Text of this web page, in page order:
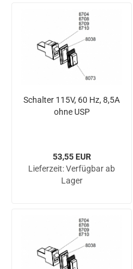
Schal­ter 115V, 60 Hz, 8,5A
ohne USP
53,55 EUR
Lieferzeit:Verfügbar ab
Lager